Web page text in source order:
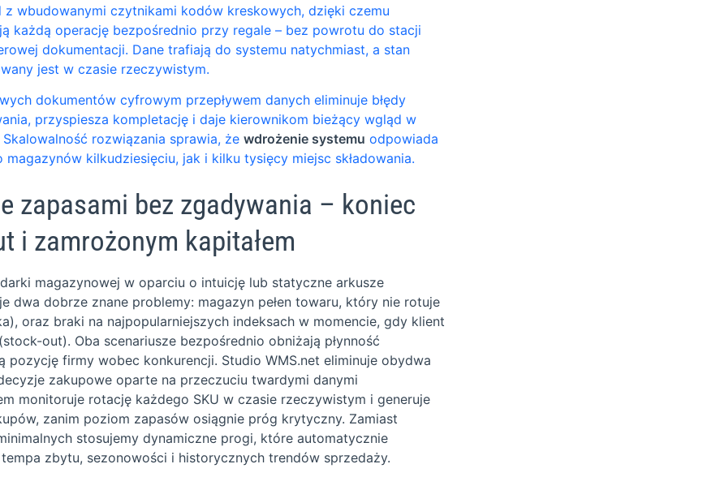
z wbudowanymi czytnikami kodów kreskowych, dzięki czemu
każdą operację bezpośrednio przy regale – bez powrotu do stacji
dokumentacji. Dane trafiają do systemu natychmiast, a stan
jest w czasie rzeczywistym.
dokumentów cyfrowym przepływem danych eliminuje błędy
przyspiesza kompletację i daje kierownikom bieżący wgląd w
rozwiązania sprawia, że wdrożenie systemu odpowiada
kilkudziesięciu, jak i kilku tysięcy miejsc składowania.
zapasami bez zgadywania – koniec
i zamrożonym kapitałem
magazynowej w oparciu o intuicję lub statyczne arkusze
dwa dobrze znane problemy: magazyn pełen towaru, który nie rotuje
oraz braki na najpopularniejszych indeksach w momencie, gdy klient
out). Oba scenariusze bezpośrednio obniżają płynność
pozycję firmy wobec konkurencji. Studio WMS.net eliminuje obydwa
zakupowe oparte na przeczuciu twardymi danymi
monitoruje rotację każdego SKU w czasie rzeczywistym i generuje
zanim poziom zapasów osiągnie próg krytyczny. Zamiast
stosujemy dynamiczne progi, które automatycznie
zbytu, sezonowości i historycznych trendów sprzedaży.